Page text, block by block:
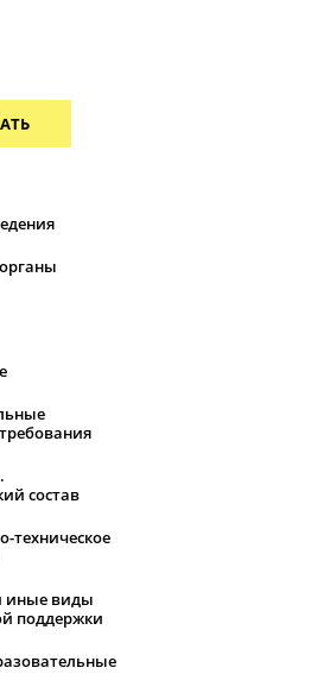
состав
техническое
иные виды
поддержки